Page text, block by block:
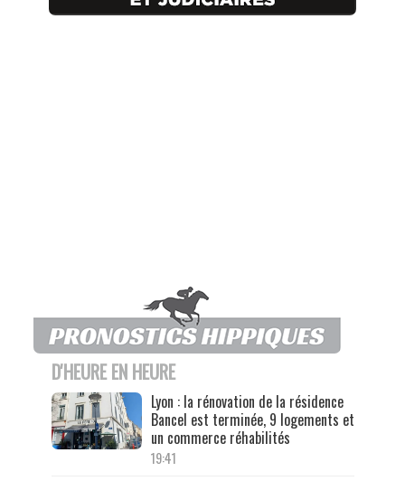
D'HEURE EN HEURE
Lyon : la rénovation de la résidence
Bancel est terminée, 9 logements et
un commerce réhabilités
19:41